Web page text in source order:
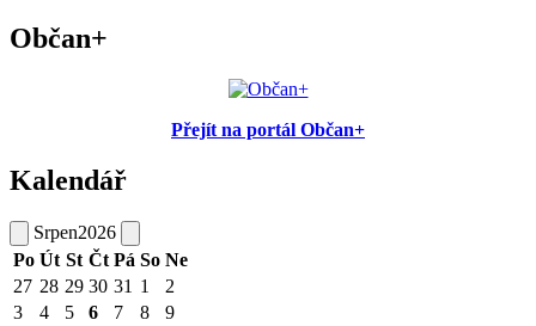
Občan+
Přejít na portál Občan+
Kalendář
Srpen2026
Po Út St Čt Pá So Ne
27 28 29 30 31 1
2
3
4 5 6 7 8
9